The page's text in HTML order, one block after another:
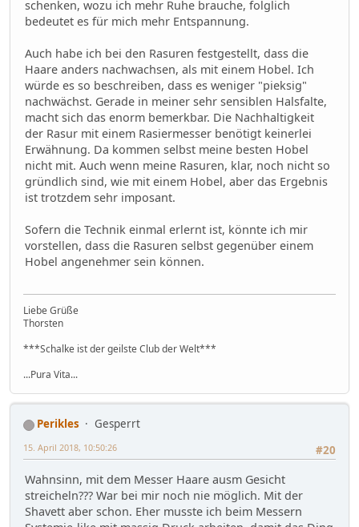
schenken, wozu ich mehr Ruhe brauche, folglich
bedeutet es für mich mehr Entspannung.
Auch habe ich bei den Rasuren festgestellt, dass die
Haare anders nachwachsen, als mit einem Hobel. Ich
würde es so beschreiben, dass es weniger "pieksig"
nachwächst. Gerade in meiner sehr sensiblen Halsfalte,
macht sich das enorm bemerkbar. Die Nachhaltigkeit
der Rasur mit einem Rasiermesser benötigt keinerlei
Erwähnung. Da kommen selbst meine besten Hobel
nicht mit. Auch wenn meine Rasuren, klar, noch nicht so
gründlich sind, wie mit einem Hobel, aber das Ergebnis
ist trotzdem sehr imposant.
Sofern die Technik einmal erlernt ist, könnte ich mir
vorstellen, dass die Rasuren selbst gegenüber einem
Hobel angenehmer sein können.
Liebe Grüße
Thorsten
***Schalke ist der geilste Club der Welt***
...Pura Vita...
Perikles
Gesperrt
#20
15. April 2018, 10:50:26
Wahnsinn, mit dem Messer Haare ausm Gesicht
streicheln??? War bei mir noch nie möglich. Mit der
Shavett aber schon. Eher musste ich beim Messern